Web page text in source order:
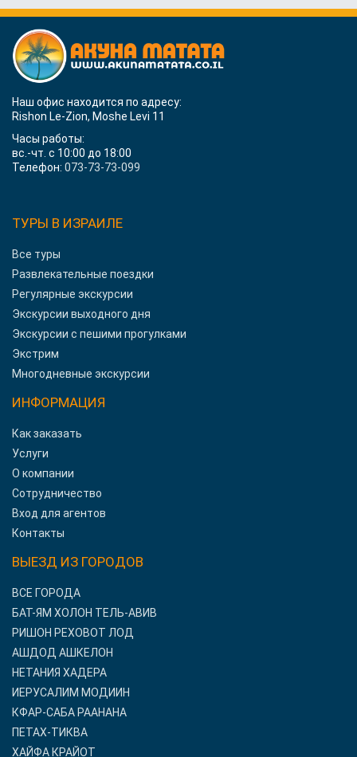
Наш офис находится по адресу:
Rishon Le-Zion, Moshe Levi 11
Часы работы:
вс.-чт. с 10:00 до 18:00
Телефон: 073-73-73-099
ТУРЫ В ИЗРАИЛЕ
Все туры
Развлекательные поездки
Регулярные экскурсии
Экскурсии выходного дня
Экскурсии с пешими прогулками
Экстрим
Многодневные экскурсии
ИНФОРМАЦИЯ
Как заказать
Услуги
О компании
Сотрудничество
Вход для агентов
Контакты
ВЫЕЗД ИЗ ГОРОДОВ
ВСЕ ГОРОДА
БАТ-ЯМ ХОЛОН ТЕЛЬ-АВИВ
РИШОН РЕХОВОТ ЛОД
АШДОД АШКЕЛОН
НЕТАНИЯ ХАДЕРА
ИЕРУСАЛИМ МОДИИН
КФАР-САБА РААНАНА
ПЕТАХ-ТИКВА
ХАЙФА КРАЙОТ